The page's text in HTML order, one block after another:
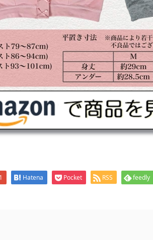
Hatena Pocket RSS feedly